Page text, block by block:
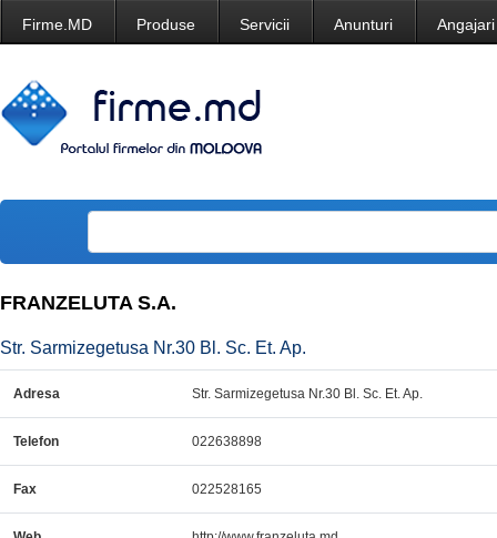
Firme.MD Produse Servicii Anunturi Angajari
FRANZELUTA S.A.
Str. Sarmizegetusa Nr.30 Bl. Sc. Et. Ap.
Adresa Str. Sarmizegetusa Nr.30 Bl. Sc. Et. Ap.
Telefon 022638898
Fax 022528165